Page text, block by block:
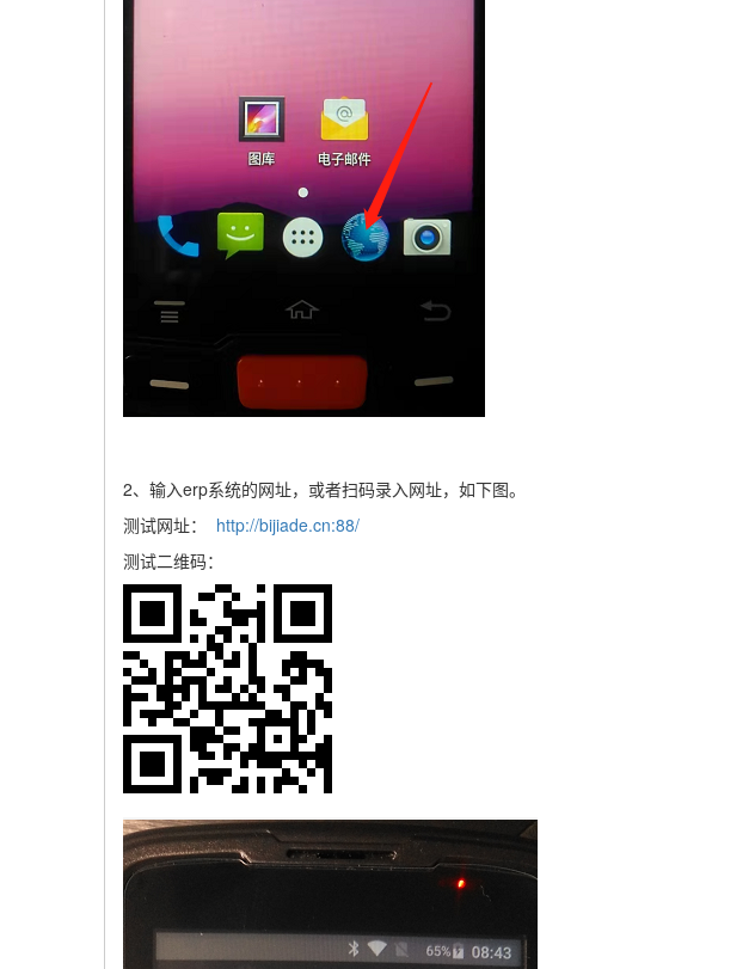
2、输入erp系统的网址，或者扫码录入网址，如下图。
测试网址： http://bijiade.cn:88/
测试二维码：